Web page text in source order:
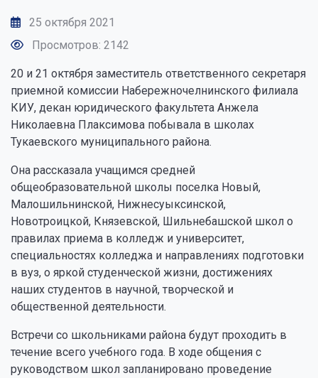
25 октября 2021
Просмотров: 2142
20 и 21 октября заместитель ответственного секретаря
приемной комиссии Набережночелнинского филиала
КИУ, декан юридического факультета Анжела
Николаевна Плаксимова побывала в школах
Тукаевского муниципального района.
Она рассказала учащимся средней
общеобразовательной школы поселка Новый,
Малошильнинской, Нижнесуыксинской,
Новотроицкой, Князевской, Шильнебашской школ о
правилах приема в колледж и университет,
специальностях колледжа и направлениях подготовки
в вуз, о яркой студенческой жизни, достижениях
наших студентов в научной, творческой и
общественной деятельности.
Встречи со школьниками района будут проходить в
течение всего учебного года. В ходе общения с
руководством школ запланировано проведение